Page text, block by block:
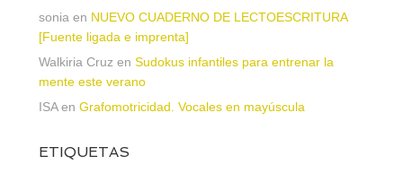
sonia en NUEVO CUADERNO DE LECTOESCRITURA
[Fuente ligada e imprenta]
Walkiria Cruz en Sudokus infantiles para entrenar la
mente este verano
ISAen Grafomotricidad. Vocales en mayúscula
ETIQUETAS